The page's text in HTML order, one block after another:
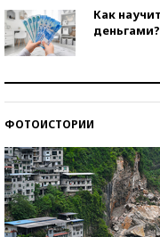
Как
деньгами?
ФОТОИСТОРИИ